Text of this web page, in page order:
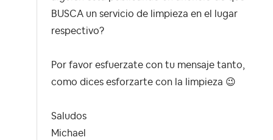
BUSCA un servicio de limpieza en el lugar
respectivo?
Por favor esfuerzate con tu mensaje tanto,
como dices esforzarte con la limpieza 😉
Saludos
Michael